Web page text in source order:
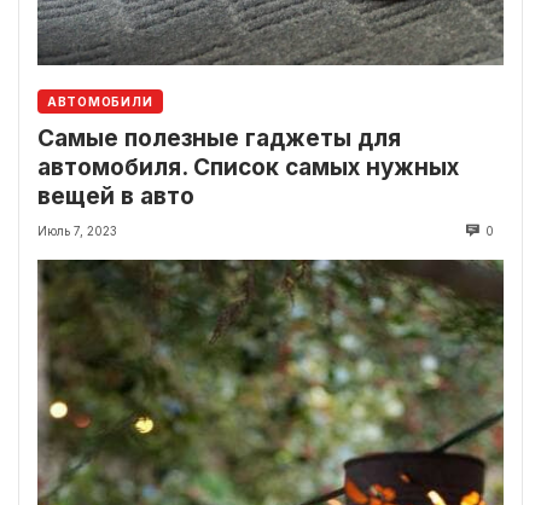
АВТОМОБИЛИ
Самые полезные гаджеты для
автомобиля. Список самых нужных
вещей в авто
Июль 7, 2023 0